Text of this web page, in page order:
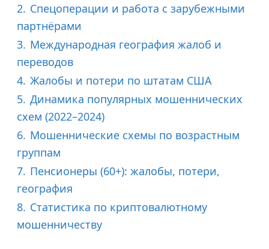
2. Спецоперации и работа с зарубежными
партнёрами
3. Международная география жалоб и
переводов
4. Жалобы и потери по штатам США
5. Динамика популярных мошеннических
схем (2022–2024)
6. Мошеннические схемы по возрастным
группам
7. Пенсионеры (60+): жалобы, потери,
география
8. Статистика по криптовалютному
мошенничеству